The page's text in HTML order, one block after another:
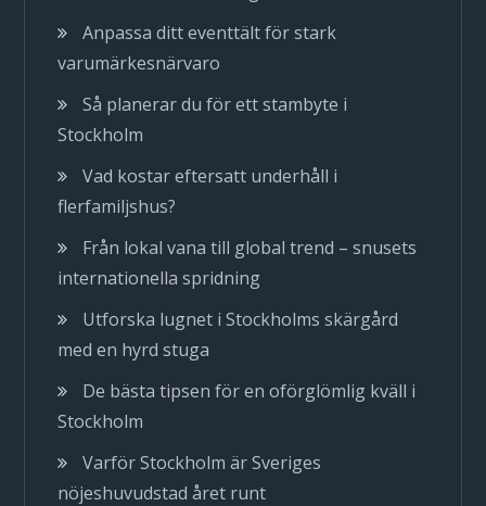
Anpassa ditt eventtält för stark
varumärkesnärvaro
Så planerar du för ett stambyte i
Stockholm
Vad kostar eftersatt underhåll i
flerfamiljshus?
Från lokal vana till global trend – snusets
internationella spridning
Utforska lugnet i Stockholms skärgård
med en hyrd stuga
De bästa tipsen för en oförglömlig kväll i
Stockholm
Varför Stockholm är Sveriges
nöjeshuvudstad året runt